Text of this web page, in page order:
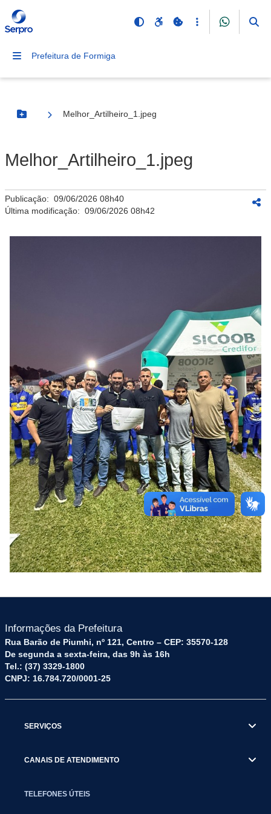
Prefeitura de Formiga
Botão Menu
Melhor_Artilheiro_1.jpeg
Melhor_Artilheiro_1.jpeg
Publicação: 09/06/2026 08h40
Última modificação: 09/06/2026 08h42
Informações da Prefeitura
Rua Barão de Piumhi, nº 121, Centro – CEP: 35570-128
De segunda a sexta-feira, das 9h às 16h
Tel.: (37) 3329-1800
CNPJ: 16.784.720/0001-25
SERVIÇOS
CANAIS DE ATENDIMENTO
TELEFONES ÚTEIS